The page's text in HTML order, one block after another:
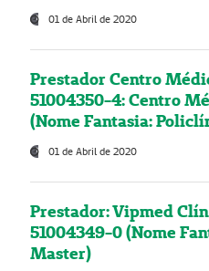
01 de Abril de 2020
Prestador Centro
51004350-4: Centro
(Nome Fantasia:
01 de Abril de 2020
Prestador: Vipmed
51004349-0 (Nome
Master)